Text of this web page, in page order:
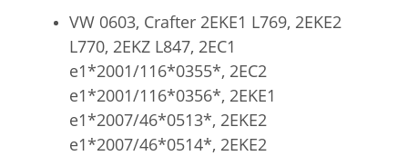
VW 0603, Crafter 2EKE1 L769, 2EKE2
L770, 2EKZ L847, 2EC1
e1*2001/116*0355*, 2EC2
e1*2001/116*0356*, 2EKE1
e1*2007/46*0513*, 2EKE2
e1*2007/46*0514*, 2EKE2